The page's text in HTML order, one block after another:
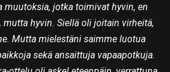
muutoksia, jotka toimivat hyvin, en
mutta hyvin. Siellä oli joitain virheitä,
Mutta mielestäni saimme luotua
sekä ansaittuja vapaapotkuja.